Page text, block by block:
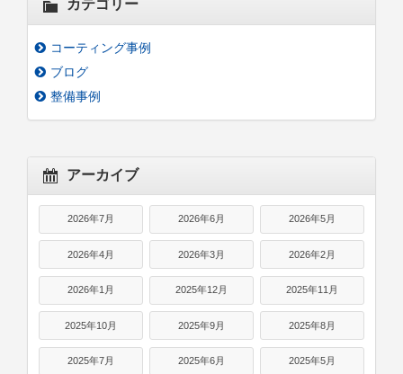
カテゴリー
コーティング事例
ブログ
整備事例
アーカイブ
2026年7月 2026年6月 2026年5月
2026年4月 2026年3月 2026年2月
2026年1月 2025年12月 2025年11月
2025年10月 2025年9月 2025年8月
2025年7月 2025年6月 2025年5月